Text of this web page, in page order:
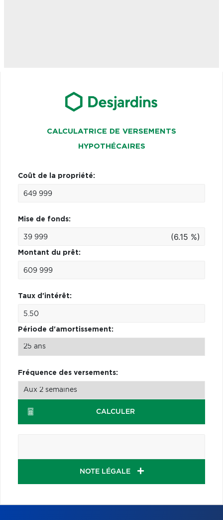
CALCULATRICE DE VERSEMENTS
HYPOTHÉCAIRES
Coût de la propriété:
Mise de fonds:
(6.15 %)
Montant du prêt:
Taux d'intérêt:
Période d'amortissement:
Fréquence des versements:
CALCULER
NOTE LÉGALE